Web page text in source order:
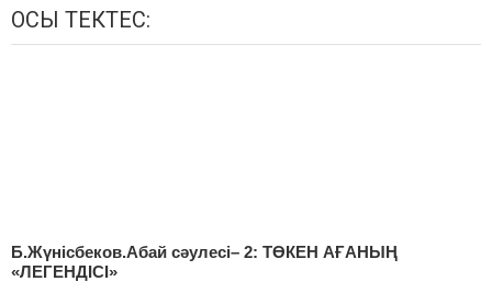
ОСЫ ТЕКТЕС:
Б.Жүнісбеков.Абай сәулесі– 2: ТӨКЕН АҒАНЫҢ
«ЛЕГЕНДІСІ»